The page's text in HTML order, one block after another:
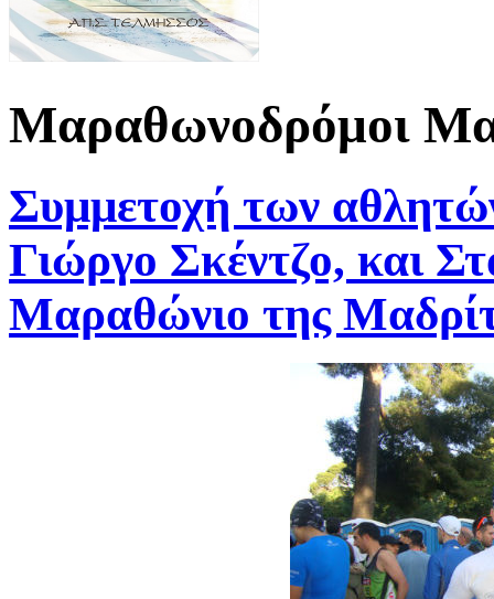
Μαραθωνοδρόμοι
Συμμετοχή των
Γιώργο Σκέντζο, και
Μαραθώνιο της